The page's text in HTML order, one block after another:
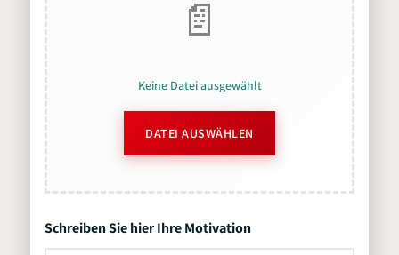
Keine Datei ausgewählt
DATEI AUSWÄHLEN
Schreiben Sie hier Ihre Motivation